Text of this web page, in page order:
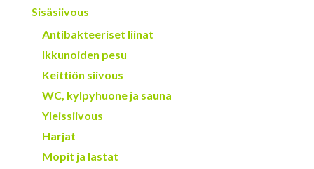
Sisäsiivous
Antibakteeriset liinat
Ikkunoiden pesu
Keittiön siivous
WC, kylpyhuone ja sauna
Yleissiivous
Harjat
Mopit ja lastat